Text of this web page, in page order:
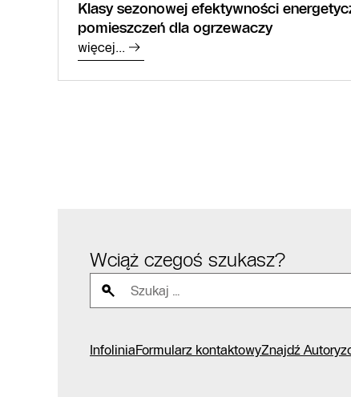
Klasy sezonowej efektywności
pomieszczeń dla ogrzewaczy
więcej...
Wciąż czegoś szukasz?
InfoliniaFormularz kontaktowyZnajdź